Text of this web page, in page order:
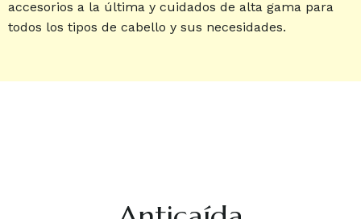
accesorios a la última y cuidados de alta gama para
todos los tipos de cabello y sus necesidades.